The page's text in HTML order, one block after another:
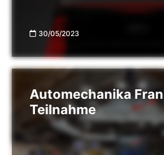
30/05/2023
Automechanika
Teilnahme